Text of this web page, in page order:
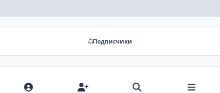
Подписчики
Нет комментариев для отображения